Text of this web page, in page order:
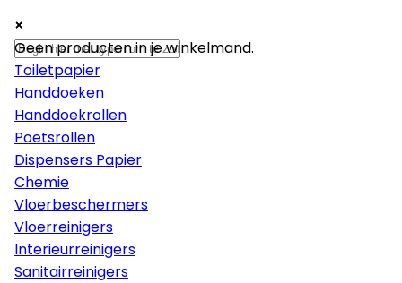
×
Papier
Toiletpapier
Handdoeken
Handdoekrollen
Poetsrollen
Dispensers Papier
Chemie
Vloerbeschermers
Vloerreinigers
Interieurreinigers
Sanitairreinigers
×
×
Geen producten in je winkelmand.